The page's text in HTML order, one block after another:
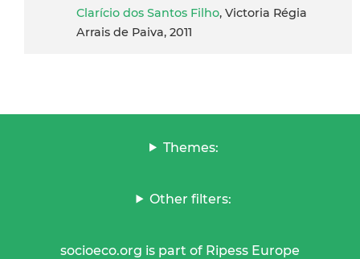
Clarício dos Santos Filho, Victoria Régia
Arrais de Paiva, 2011
Themes:
Other filters:
socioeco.org is part of Ripess Europe